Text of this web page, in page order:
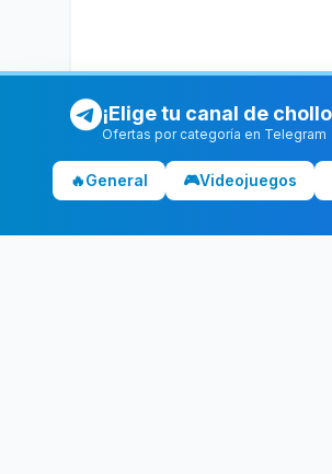
¡Elige tu canal de
Ofertas por categoría en Telegram
🔥General 🎮Videojuegos